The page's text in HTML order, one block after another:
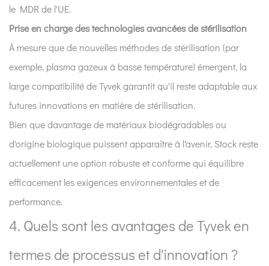
le MDR de l'UE.
Prise en charge des technologies avancées de stérilisation
À mesure que de nouvelles méthodes de stérilisation (par
exemple, plasma gazeux à basse température) émergent, la
large compatibilité de Tyvek garantit qu'il reste adaptable aux
futures innovations en matière de stérilisation.
Bien que davantage de matériaux biodégradables ou
d'origine biologique puissent apparaître à l'avenir, Stock reste
actuellement une option robuste et conforme qui équilibre
efficacement les exigences environnementales et de
performance.
4. Quels sont les avantages de Tyvek en
termes de processus et d'innovation ?